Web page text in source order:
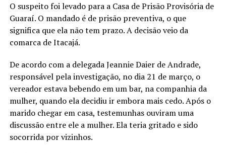
O suspeito foi levado para a Casa de Prisão Provisória de
Guaraí. O mandado é de prisão preventiva, o que
significa que ela não tem prazo. A decisão veio da
comarca de Itacajá.
De acordo com a delegada Jeannie Daier de Andrade,
responsável pela investigação, no dia 21 de março, o
vereador estava bebendo em um bar, na companhia da
mulher, quando ela decidiu ir embora mais cedo. Após o
marido chegar em casa, testemunhas ouviram uma
discussão entre ele a mulher. Ela teria gritado e sido
socorrida por vizinhos.